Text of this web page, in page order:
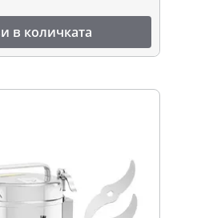
в количката